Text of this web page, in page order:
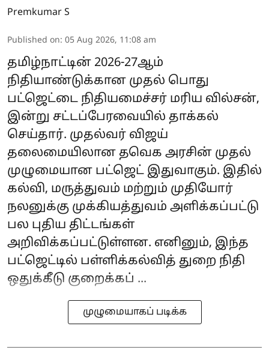
Premkumar S
Published on: 05 Aug 2026, 11:08 am
தமிழ்நாட்டின் 2026-27ஆம்
நிதியாண்டுக்கான முதல் பொது
பட்ஜெட்டை நிதியமைச்சர் மரிய வில்சன்,
இன்று சட்டப்பேரவையில் தாக்கல்
செய்தார். முதல்வர் விஜய்
தலைமையிலான தவெக அரசின் முதல்
முழுமையான பட்ஜெட் இதுவாகும். இதில்
கல்வி, மருத்துவம் மற்றும் முதியோர்
நலனுக்கு முக்கியத்துவம் அளிக்கப்பட்டு
பல புதிய திட்டங்கள்
அறிவிக்கப்பட்டுள்ளன. எனினும், இந்த
பட்ஜெட்டில் பள்ளிக்கல்வித் துறை நிதி
ஒதுக்கீடு குறைக்கப் ...
முழுமையாகப் படிக்க